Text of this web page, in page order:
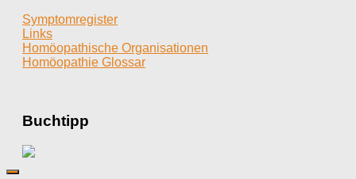
Symptomregister
Links
Homöopathische Organisationen
Homöopathie Glossar
Buchtipp